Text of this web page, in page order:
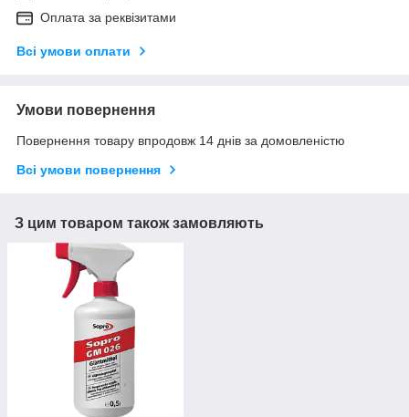
Оплата за реквізитами
Всі умови оплати
Умови повернення
Повернення товару впродовж 14 днів за домовленістю
Всі умови повернення
З цим товаром також замовляють